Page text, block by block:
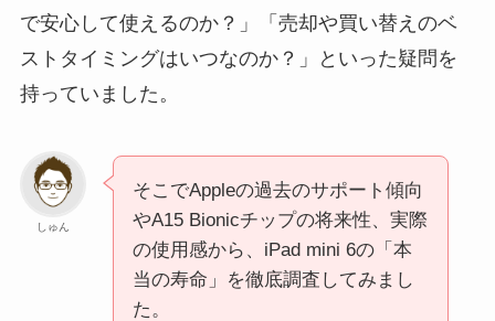
で安心して使えるのか？」「売却や買い替えのベ
ストタイミングはいつなのか？」といった疑問を
持っていました。
しゅん
そこでAppleの過去のサポート傾向
やA15 Bionicチップの将来性、実際
の使用感から、iPad mini 6の「本
当の寿命」を徹底調査してみまし
た。